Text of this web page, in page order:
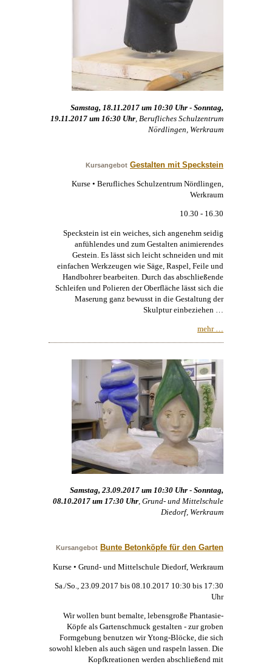
Samstag, 18.11.2017 um 10:30 Uhr - Sonntag,
19.11.2017 um 16:30 Uhr , Berufliches Schulzentrum
Nördlingen, Werkraum
Kursangebot Gestalten mit Speckstein
Kurse • Berufliches Schulzentrum Nördlingen,
Werkraum
10.30 - 16.30
Speckstein ist ein weiches, sich angenehm seidig
anfühlendes und zum Gestalten animierendes
Gestein. Es lässt sich leicht schneiden und mit
einfachen Werkzeugen wie Säge, Raspel, Feile und
Handbohrer bearbeiten. Durch das abschließende
Schleifen und Polieren der Oberfläche lässt sich die
Maserung ganz bewusst in die Gestaltung der
Skulptureinbeziehen …
mehr …
Samstag, 23.09.2017 um 10:30 Uhr - Sonntag,
08.10.2017 um 17:30 Uhr, Grund- und Mittelschule
Diedorf, Werkraum
Kursangebot Bunte Betonköpfe für den Garten
Kurse • Grund- und Mittelschule Diedorf, Werkraum
Sa./So., 23.09.2017 bis 08.10.2017 10:30 bis 17:30
Uhr
Wir wollen bunt bemalte, lebensgroße Phantasie-
Köpfe als Gartenschmuck gestalten - zur groben
Formgebung benutzen wir Ytong-Blöcke, die sich
sowohl kleben als auch sägen und raspeln lassen. Die
Kopfkreationen werden abschließend mit